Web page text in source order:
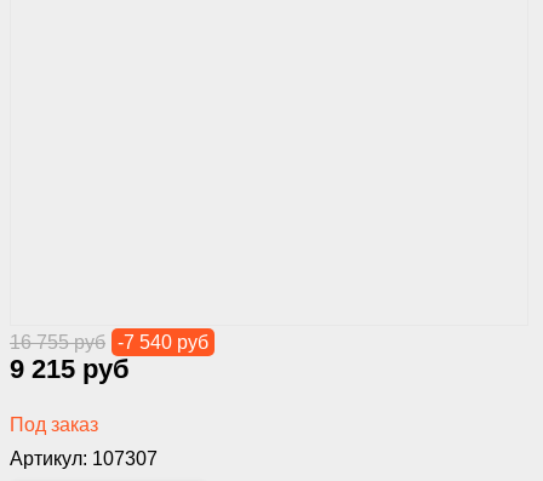
16 755 руб -7 540 руб
9 215 руб
Под заказ
Артикул: 107307